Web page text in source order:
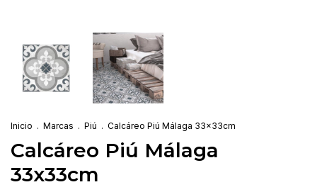
Inicio . Marcas . Piú . Calcáreo Piú Málaga 33x33cm
Calcáreo Piú Málaga
33x33cm